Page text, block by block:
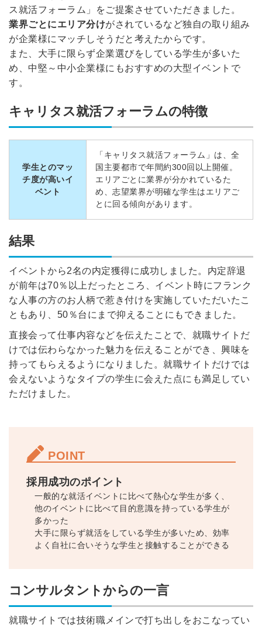
ス就活フォーラム」をご提案させていただきました。
業界ごとにエリア分けがされているなど独自の取り組み
が企業様にマッチしそうだと考えたからです。
また、大手に限らず企業選びをしている学生が多いた
め、中堅～中小企業様にもおすすめの大型イベントで
す。
キャリタス就活フォーラムの特徴
学生とのマッ
チ度が高いイ
ベント
「キャリタス就活フォーラム」は、全
国主要都市で年間約300回以上開催。
エリアごとに業界が分かれているた
め、志望業界が明確な学生はエリアご
とに回る傾向があります。
結果
イベントから2名の内定獲得に成功しました。内定辞退
が前年は70％以上だったところ、イベント時にフランク
な人事の方のお人柄で惹き付けを実施していただいたこ
ともあり、50％台にまで抑えることにもできました。
直接会って仕事内容などを伝えたことで、就職サイトだ
けでは伝わらなかった魅力を伝えることができ、興味を
持ってもらえるようになりました。就職サイトだけでは
会えないようなタイプの学生に会えた点にも満足してい
ただけました。
POINT
採用成功のポイント
一般的な就活イベントに比べて熱心な学生が多く、
他のイベントに比べて目的意識を持っている学生が
多かった
大手に限らず就活をしている学生が多いため、効率
よく自社に合いそうな学生と接触することができる
コンサルタントからの一言
就職サイトでは技術職メインで打ち出しをおこなってい
をご利用する
要です。
する
忘れですか？
でログイン
採用課題の解決、新しい採用の
取り組みなどを取材したインタ
ビュー記事が読める
ートが届く
採用に役立つ記事・資料が届く
利用規約と個人情報の取り扱いについて
登録する
他サービスIDで登録
みんなの採用部があなたの許可なく投稿すること
はありません